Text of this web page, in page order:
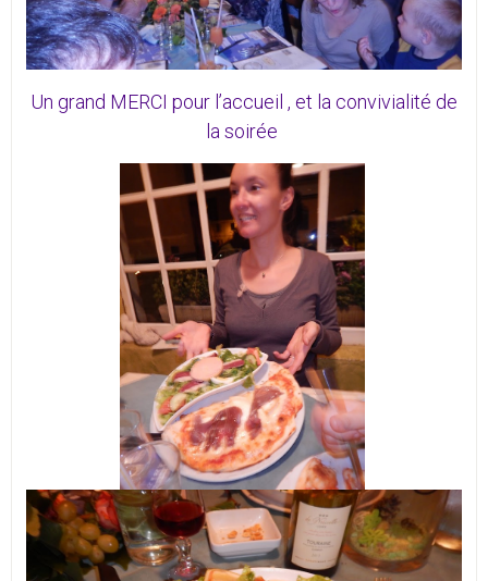
Un grand MERCI pour l’accueil , et la convivialité de
la soirée